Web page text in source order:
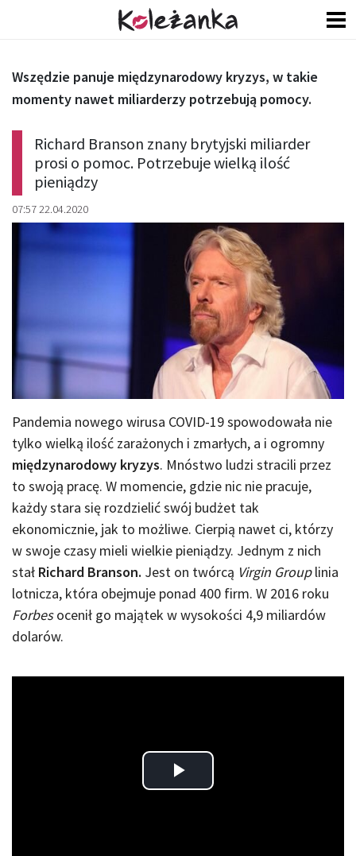
Richard Branson znany brytyjski miliarder
prosi o pomoc. Potrzebuje wielką ilość
pieniądzy
07:57 22.04.2020
Wszędzie panuje międzynarodowy kryzys, w takie
momenty nawet miliarderzy potrzebują pomocy.
Pandemia nowego wirusa COVID-19 spowodowała nie
tylko wielką ilość zarażonych i zmarłych, a i ogromny
międzynarodowy kryzys. Mnóstwo ludzi stracili przez
to swoją pracę. W momencie, gdzie nic nie pracuje,
każdy stara się rozdzielić swój budżet tak
ekonomicznie, jak to możliwe. Cierpią nawet ci, którzy
w swoje czasy mieli wielkie pieniądzy. Jednym z nich
stał Richard Branson. Jest on twórcą Virgin Grouplinia
lotnicza, która obejmuje ponad 400 firm. W 2016 roku
Forbesocenił go majątek w wysokości 4,9 miliardów
dolarów.
Play